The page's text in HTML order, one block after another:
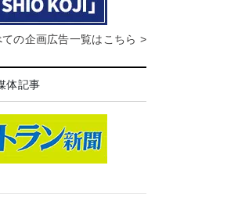
ての企画広告一覧はこちら >
体記事